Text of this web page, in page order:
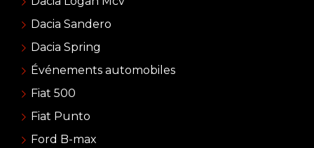
Dacia Sandero
Dacia Spring
Événements automobiles
Fiat 500
Fiat Punto
Ford B-max